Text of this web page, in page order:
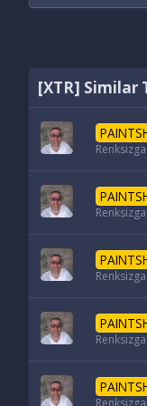
[XTR] Similar